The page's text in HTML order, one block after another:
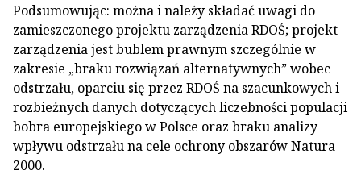
Podsumowując: można i należy składać uwagi do
zamieszczonego projektu zarządzenia RDOŚ; projekt
zarządzenia jest bublem prawnym szczególnie w
zakresie „braku rozwiązań alternatywnych” wobec
odstrzału, oparciu się przez RDOŚ na szacunkowych i
rozbieżnych danych dotyczących liczebności populacji
bobra europejskiego w Polsce oraz braku analizy
wpływu odstrzału na cele ochrony obszarów Natura
2000.